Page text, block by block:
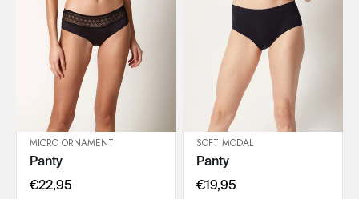
IN DEN WARENKORB
MICRO ORNAMENT
Panty
€22,95
IN DEN WARENKORB
SOFT MODAL
Panty
€19,95